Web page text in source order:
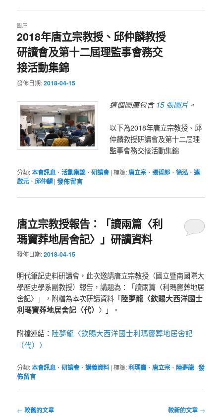
2018年唐立宗教授、邱仲麟教授
研讀會及第十二屆理監事會務交
接活動集錦
圖庫
發佈日期:2018-04-15
這個圖庫包含 15 張圖片 。
以下為2018年唐立宗教授、邱
仲麟教授研讀會及第十二屆理
監事會務交接活動集錦
分類:本會訊息 、活動集錦、研讀會 |標籤:唐立宗、張哲郎 、徐泓、連
啟元、邱仲麟 |發佈留言
唐立宗教授報告：「讀兩篇〈利
瑪竇葬地居舍記〉」研讀資料
發佈日期:2018-04-15
明代筆記史料研讀會，此次邀請唐立宗教授（國立暨南國際大
學歷史學系副教授）報告，講題為：「讀兩篇〈利瑪竇葬地居
舍記〉」，附檔為本次研讀資料「陸夢龍〈欽賜大西洋國士
利瑪竇葬地居舍記（代） 〉」。
附檔連結： 陸夢龍〈欽賜大西洋國士利瑪竇葬地居舍記
（代）〉
分類:本會訊息 、研讀會、講義資料 |標籤:利瑪竇、 唐立宗、 陸夢龍 |發
佈留言
文
← 較舊的文章 較新的文章 →